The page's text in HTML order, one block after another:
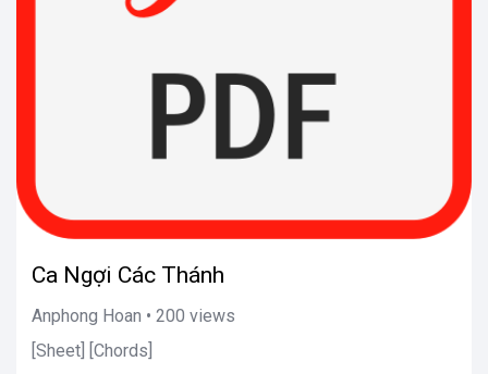
Ca Ngợi Các Thánh
Anphong Hoan • 200 views
[Sheet] [Chords]